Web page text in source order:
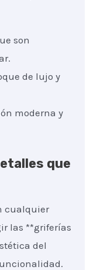
son
de lujo y
moderna y
que
cualquier
las **griferías
del